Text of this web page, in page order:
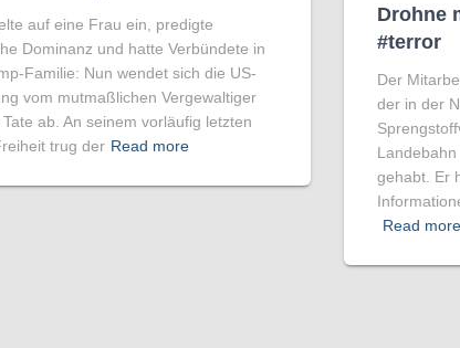
auf eine Frau ein, predigte
Dominanz und hatte Verbündete in
Familie: Nun wendet sich die US-
vom mutmaßlichen Vergewaltiger
ab. An seinem vorläufig letzten
trug der Read more
Drohne
#terror
Der
der in der
gehabt. Er
Read more